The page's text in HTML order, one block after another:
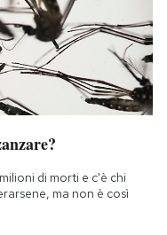
di morti e c'è chi
ma non è così